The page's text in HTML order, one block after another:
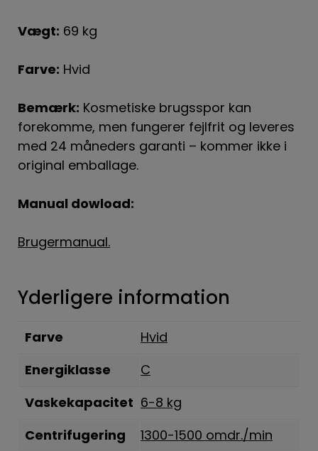
Vægt: 69 kg
Farve: Hvid
Bemærk: Kosmetiske brugsspor kan
forekomme, men fungerer fejlfrit og leveres
med 24 måneders garanti – kommer ikke i
original emballage.
Manual dowload:
Brugermanual.
Yderligere information
Farve Hvid
Energiklasse C
Vaskekapacitet 6-8 kg
Centrifugering 1300-1500 omdr./min